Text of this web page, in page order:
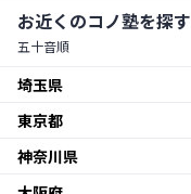
お近くのコノ塾を探す
五十音順
埼玉県
朝霞市
越谷市
東京都
東京23区
神奈川県